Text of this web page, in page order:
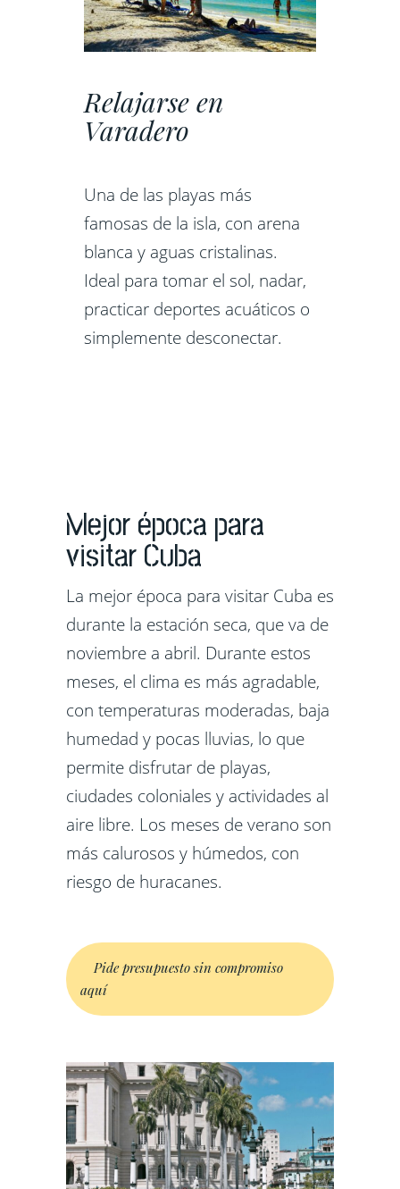
Relajarse en
Varadero
Una de las playas más
famosas de la isla, con arena
blanca y aguas cristalinas.
Ideal para tomar el sol, nadar,
practicar deportes acuáticos o
simplemente desconectar.
Mejor época para
visitar Cuba
La mejor época para visitar Cuba es
durante la estación seca, que va de
noviembre a abril. Durante estos
meses, el clima es más agradable,
con temperaturas moderadas, baja
humedad y pocas lluvias, lo que
permite disfrutar de playas,
ciudades coloniales y actividades al
aire libre. Los meses de verano son
más calurosos y húmedos, con
riesgo de huracanes.
Pide presupuesto sin compromiso
aquí